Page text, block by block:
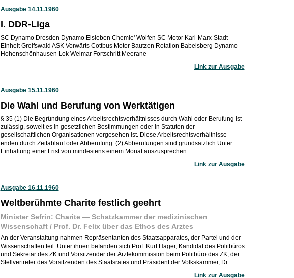
Ausgabe 14.11.1960
I. DDR-Liga
SC Dynamo Dresden Dynamo Eisleben Chemie' Wolfen SC Motor Karl-Marx-Stadt
Einheit Greifswald ASK Vorwärts Cottbus Motor Bautzen Rotation Babelsberg Dynamo
Hohenschönhausen Lok Weimar Fortschritt Meerane
Link zur Ausgabe
Ausgabe 15.11.1960
Die Wahl und Berufung von Werktätigen
§ 35 (1) Die Begründung eines Arbeitsrechtsverhältnisses durch Wahl oder Berufung Ist
zulässig, soweit es in gesetzlichen Bestimmungen oder in Statuten der
gesellschaftlichen Organisationen vorgesehen ist. Diese Arbeitsrechtsverhältnisse
enden durch Zeitablauf oder Abberufung. (2) Abberufungen sind grundsätzlich Unter
Einhaltung einer Frist von mindestens einem Monat auszusprechen ...
Link zur Ausgabe
Ausgabe 16.11.1960
Weltberühmte Charite festlich geehrt
Minister Sefrin: Charite — Schatzkammer der medizinischen
Wissenschaft / Prof. Dr. Felix über das Ethos des Arztes
An der Veranstaltung nahmen Repräsentanten des Staatsapparates, der Partei und der
Wissenschaften teil. Unter ihnen befanden sich Prof. Kurt Hager, Kandidat des Politbüros
und Sekretär des ZK und Vorsitzender der Ärztekommission beim Politbüro des ZK; der
Stellvertreter des Vorsitzenden des Staatsrates und Präsident der Volkskammer, Dr ...
Link zur Ausgabe